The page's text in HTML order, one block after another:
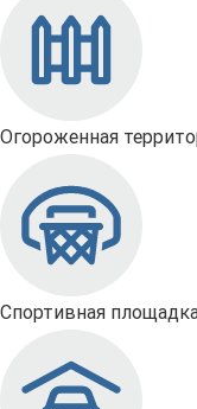
Огороженная
Спортивная